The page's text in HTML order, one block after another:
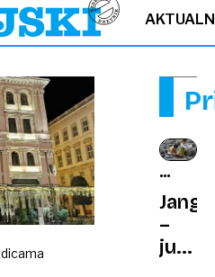
Jang
–